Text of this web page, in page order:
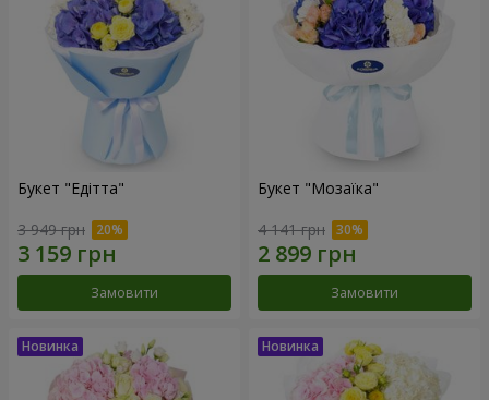
Букет "Едітта"
3 949 грн
Замовити
Букет "Мозаїка"
4 141 грн
Замовити